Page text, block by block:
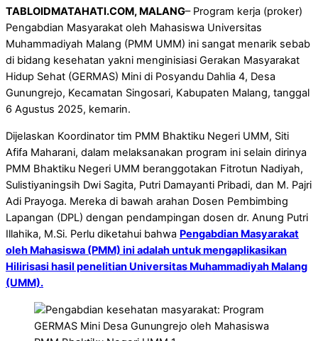
TABLOIDMATAHATI.COM, MALANG– Program kerja (proker)
Pengabdian Masyarakat oleh Mahasiswa Universitas
Muhammadiyah Malang (PMM UMM) ini sangat menarik sebab
di bidang kesehatan yakni menginisiasi Gerakan Masyarakat
Hidup Sehat (GERMAS) Mini di Posyandu Dahlia 4, Desa
Gunungrejo, Kecamatan Singosari, Kabupaten Malang, tanggal
6 Agustus 2025, kemarin.
Dijelaskan Koordinator tim PMM Bhaktiku Negeri UMM, Siti
Afifa Maharani, dalam melaksanakan program ini selain dirinya
PMM Bhaktiku Negeri UMM beranggotakan Fitrotun Nadiyah,
Sulistiyaningsih Dwi Sagita, Putri Damayanti Pribadi, dan M. Pajri
Adi Prayoga. Mereka di bawah arahan Dosen Pembimbing
Lapangan (DPL) dengan pendampingan dosen dr. Anung Putri
Illahika, M.Si. Perlu diketahui bahwa Pengabdian Masyarakat
oleh Mahasiswa (PMM) ini adalah untuk mengaplikasikan
Hilirisasi hasil penelitian Universitas Muhammadiyah Malang
(UMM).